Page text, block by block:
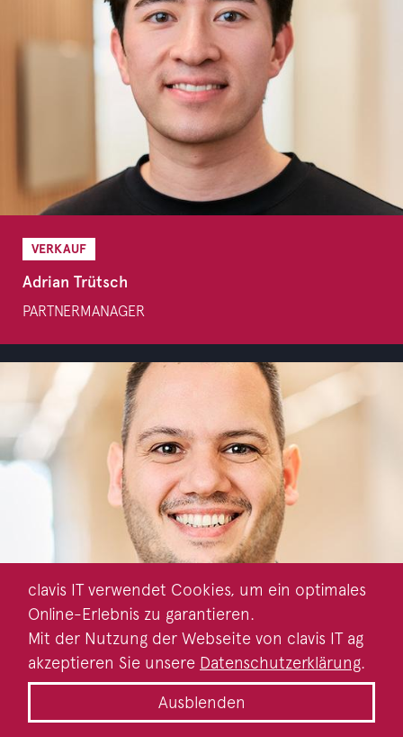
VERKAUF
Adrian Trütsch
PARTNERMANAGER
GESCHÄFTSLEITUNG CONSULTANT VERKAUF
Raphael Crivelli
clavis IT verwendet Cookies, um ein optimales
Online-Erlebnis zu garantieren.
Mit der Nutzung der Webseite von clavis IT ag
akzeptieren Sie unsere Datenschutzerklärung.
Ausblenden